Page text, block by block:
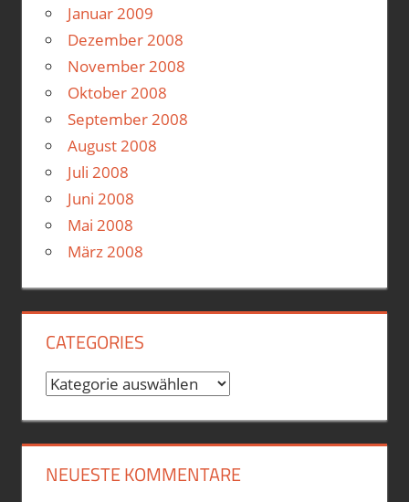
Januar 2009
Dezember 2008
November 2008
Oktober 2008
September 2008
August 2008
Juli 2008
Juni 2008
Mai 2008
März 2008
CATEGORIES
Categories
NEUESTE KOMMENTARE